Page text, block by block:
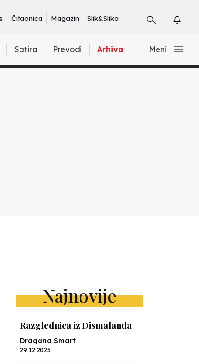
Čitaonica Magazin Slik&Slika
Satira Prevodi Arhiva Meni
Najnovije
Razglednica iz Dismalanda
Dragana Smart
29.12.2025